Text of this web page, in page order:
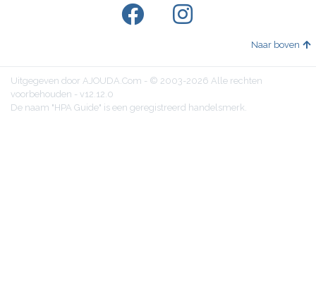
Naar boven
Uitgegeven door AJOUDA.Com - © 2003-2026 Alle rechten
voorbehouden - v12.12.0
De naam "HPA Guide" is een geregistreerd handelsmerk.